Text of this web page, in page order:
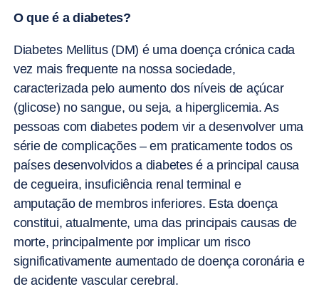
O que é a diabetes?
Diabetes Mellitus (DM) é uma doença crónica cada
vez mais frequente na nossa sociedade,
caracterizada pelo aumento dos níveis de açúcar
(glicose) no sangue, ou seja, a hiperglicemia. As
pessoas com diabetes podem vir a desenvolver uma
série de complicações – em praticamente todos os
países desenvolvidos a diabetes é a principal causa
de cegueira, insuficiência renal terminal e
amputação de membros inferiores. Esta doença
constitui, atualmente, uma das principais causas de
morte, principalmente por implicar um risco
significativamente aumentado de doença coronária e
de acidente vascular cerebral.